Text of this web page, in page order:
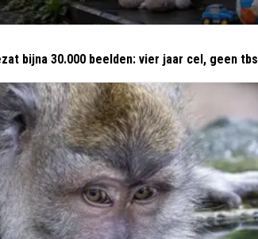
bijna 30.000 beelden: vier jaar cel, geen tbs